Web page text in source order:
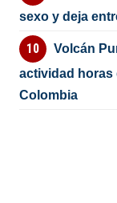
sexo y deja
Volcán
actividad horas
Colombia